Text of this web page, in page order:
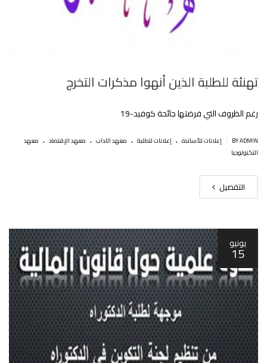
تهنئة للطلبة الذين أنهوا مذكرات التخرج
رغم الظروف التي فرضتها جائحة كوفيد-19
BY ADMIN إعلانات للأساتذة . إعلانات للطلبة . معهد الآداب . معهد الإقتصاد . معهد
التكنولوجيا
التفصيل
يونيو
15